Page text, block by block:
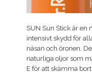
SUN Sun Stick är en
intensivt skydd för
näsan och öronen.
naturliga oljor som
E för att skämma